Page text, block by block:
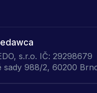
s.r.o. IČ: 29298679
sady 988/2, 60200